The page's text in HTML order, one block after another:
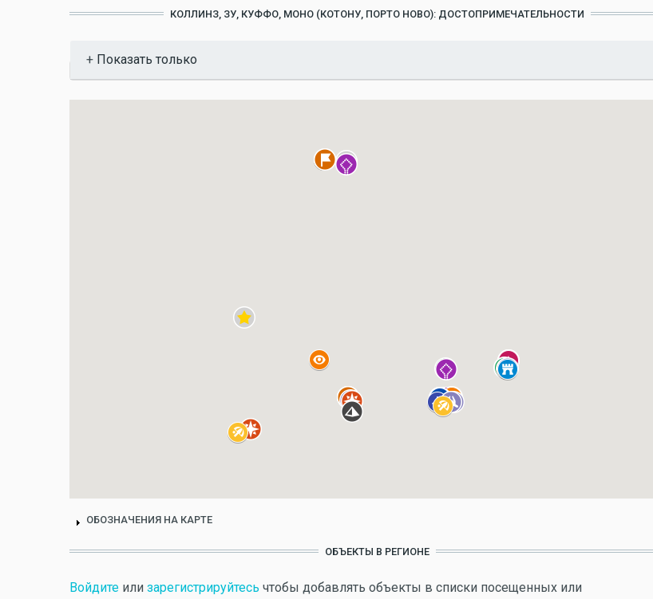
КОЛЛИНЗ, ЗУ, КУФФО, МОНО (КОТОНУ, ПОРТО НОВО): ДОСТОПРИМЕЧАТЕЛЬНОСТИ
Показать
Показать только
ОБОЗНАЧЕНИЯ НА КАРТЕ
ОБЪЕКТЫ В РЕГИОНЕ
Войдите или зарегистрируйтесь чтобы добавлять объекты в списки посещенных или